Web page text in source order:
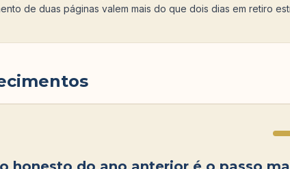
de duas páginas valem mais do que dois dias em retiro